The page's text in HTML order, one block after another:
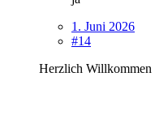
1. Juni 2026
#14
Herzlich Willkommen